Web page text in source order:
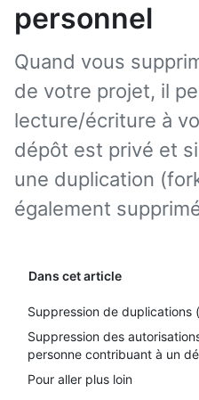
personnel
Quand vous
de votre projet, il
lecture/écriture à
dépôt est privé et
une duplication
également
Dans cet article
Suppression de
Suppression des
personne contribuant à un
Pour aller plus loin